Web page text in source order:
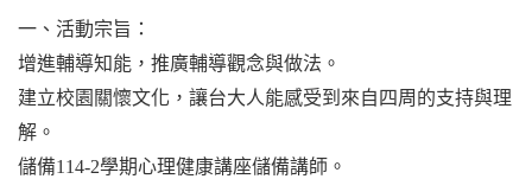
一、活動宗旨：
增進輔導知能，推廣輔導觀念與做法。
建立校園關懷文化，讓台大人能感受到來自四周的支持與理
解。
儲備114-2學期心理健康講座儲備講師。